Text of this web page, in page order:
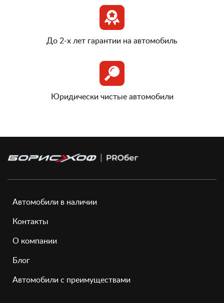
До 2-х лет гарантии на автомобиль
Юридически чистые автомобили
Автомобили в наличии
Контакты
О компании
Блог
Автомобили с преимуществами